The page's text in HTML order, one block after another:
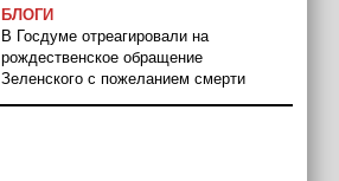
БЛОГИ
В Госдуме отреагировали на
рождественское обращение
Зеленского с пожеланием смерти